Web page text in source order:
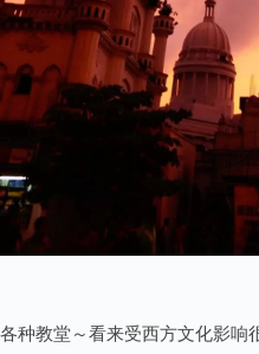
各种教堂～看来受西方文化影响